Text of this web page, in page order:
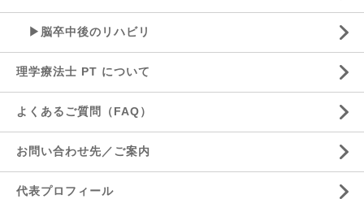
▶脳卒中後のリハビリ
理学療法士 PT について
よくあるご質問（FAQ）
お問い合わせ先／ご案内
代表プロフィール